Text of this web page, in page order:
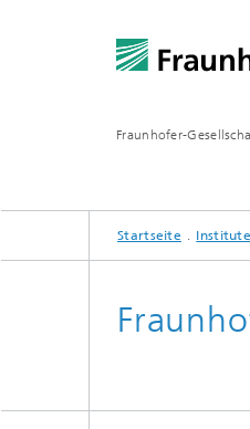
Fraunhofer-
ÜBER
INSTITUTE UND
Fraunhofer-
FORSCHUNG
Startseite